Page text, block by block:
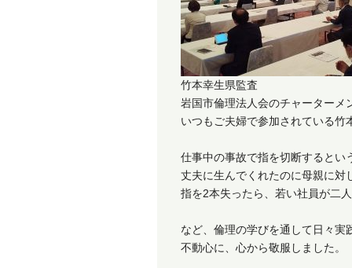
竹本幸生県監査
岩国市倫理法人会のチャーターメ
いつもご夫婦で参加されている竹
仕事中の事故で指を切断するとい
丈夫に生んでくれたのに母親に対
指を2本失ったら、若い社員が二
など、倫理の学びを通して日々実
不動心に、心から敬服しました。